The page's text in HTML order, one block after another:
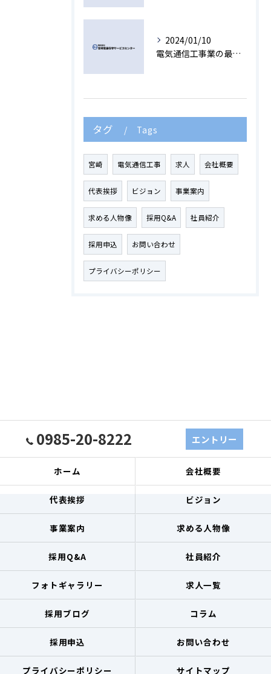
2024/01/10
電気通信工事業の最新技術と施工事例を紹介
タグ Tags
宮崎 電気通信工事 求人 会社概要
代表挨拶 ビジョン 事業案内
求める人物像 採用Q&A 社員紹介
採用申込 お問い合わせ
プライバシーポリシー
0985-20-8222 エントリー
ホーム 会社概要
代表挨拶 ビジョン
事業案内 求める人物像
採用Q&A 社員紹介
フォトギャラリー 求人一覧
採用ブログ コラム
採用申込 お問い合わせ
プライバシーポリシー サイトマップ